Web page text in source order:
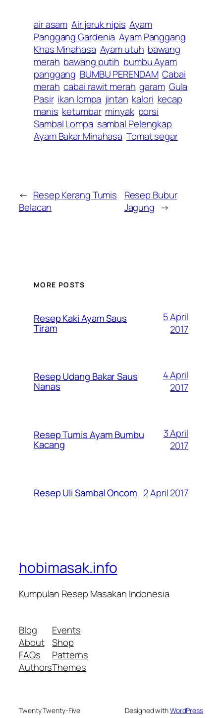
air asam Air jeruk nipis Ayam
Panggang Gardenia Ayam Panggang
Khas Minahasa Ayam utuh bawang
merah bawang putih bumbu Ayam
panggang BUMBU PERENDAM Cabai
merah cabai rawit merah garam Gula
Pasir ikan lompa jintan kalori kecap
manis ketumbar minyak porsi
Sambal Lompa sambal Pelengkap
Ayam Bakar Minahasa Tomat segar
← Resep Kerang Tumis
Belacan
Resep Bubur
Jagung →
MORE POSTS
Resep Kaki Ayam Saus
Tiram
5 April
2017
Resep Udang Bakar Saus
Nanas
4 April
2017
Resep Tumis Ayam Bumbu
Kacang
3 April
2017
Resep Uli Sambal Oncom 2 April 2017
hobimasak.info
Kumpulan Resep Masakan Indonesia
Blog
About
FAQs
Authors
Events
Shop
Patterns
Themes
Twenty Twenty-Five Designed withWordPress